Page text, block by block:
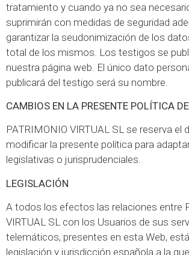
tratamiento y cuando ya no sea
suprimirán con medidas de seguridad
garantizar la seudonimización de los
total de los mismos. Los testigos se
nuestra página web. El único dato
publicará del testigo será su nombre.
CAMBIOS EN LA PRESENTE POLÍTICA
PATRIMONIO VIRTUAL SL se reserva el
modificar la presente política para
legislativas o jurisprudenciales.
LEGISLACIÓN
A todos los efectos las relaciones entre
VIRTUAL SL con los Usuarios de sus
telemáticos, presentes en esta Web,
legislación y jurisdicción española a la